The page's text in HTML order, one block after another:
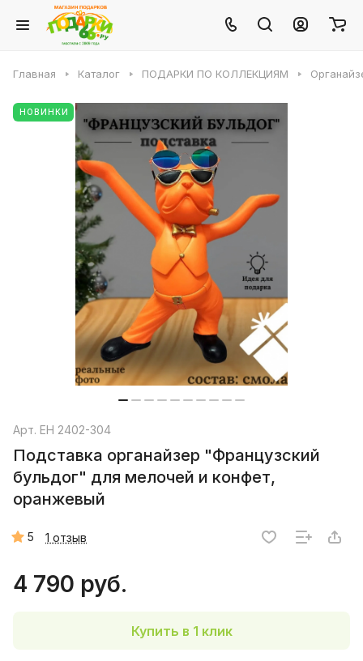
Главная Каталог ПОДАРКИ ПО КОЛЛЕКЦИЯМ
НОВИНКИ
Арт. EH 2402-304
Подставка органайзер "Французский
бульдог" для мелочей и конфет,
оранжевый
5 1 отзыв
4 790 руб.
Купить в 1 клик